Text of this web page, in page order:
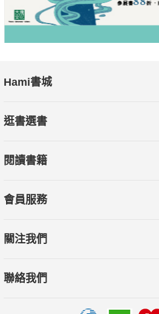
Hami書城
逛書選書
閱讀書籍
會員服務
關注我們
聯絡我們